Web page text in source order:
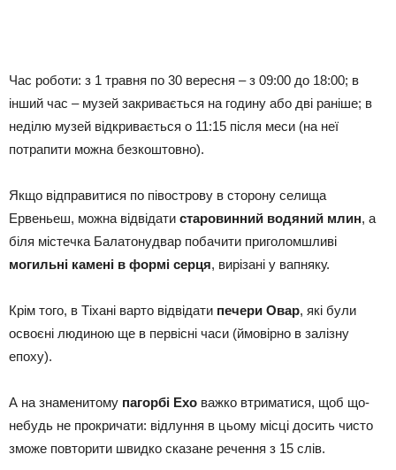
Час роботи: з 1 травня по 30 вересня – з 09:00 до 18:00; в
інший час – музей закривається на годину або дві раніше; в
неділю музей відкривається о 11:15 після меси (на неї
потрапити можна безкоштовно).
Якщо відправитися по півострову в сторону селища
Ервеньеш, можна відвідати старовинний водяний млин, а
біля містечка Балатонудвар побачити приголомшливі
могильні камені в формі серця, вирізані у вапняку.
Крім того, в Тіхані варто відвідати печери Овар, які були
освоєні людиною ще в первісні часи (ймовірно в залізну
епоху).
А на знаменитому пагорбі Ехо важко втриматися, щоб що-
небудь не прокричати: відлуння в цьому місці досить чисто
зможе повторити швидко сказане речення з 15 слів.